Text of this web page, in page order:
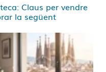
Claus per vendre
la següent